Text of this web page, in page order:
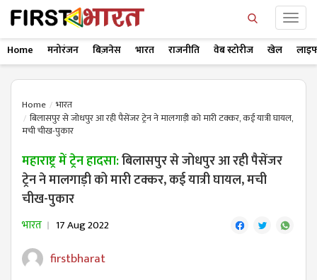
Home मनोरंजन बिज़नेस भारत राजनीति वेब स्टोरीज खेल
Home
भारत
बिलासपुर से जोधपुर आ रही पैसेंजर ट्रेन ने मालगाड़ी को मारी टक्कर, कई यात्री घायल,
मची चीख-पुकार
महाराष्ट्र में ट्रेन हादसा:बिलासपुर से जोधपुर आ रही पैसेंजर
ट्रेन ने मालगाड़ी को मारी टक्कर, कई यात्री घायल, मची
चीख-पुकार
भारत 17 Aug 2022
firstbharat